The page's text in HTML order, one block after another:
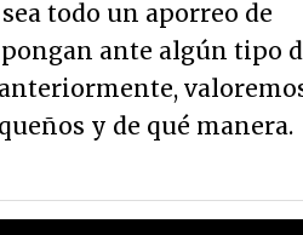
sea todo un aporreo de
ante algún tipo
y de qué manera.